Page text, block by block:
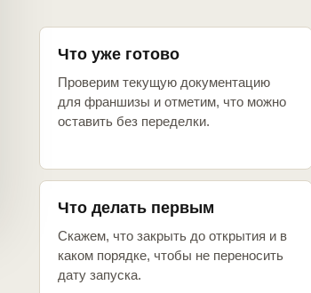
Что уже готово
Проверим текущую документацию
для франшизы и отметим, что можно
оставить без переделки.
Что делать первым
Скажем, что закрыть до открытия и в
каком порядке, чтобы не переносить
дату запуска.